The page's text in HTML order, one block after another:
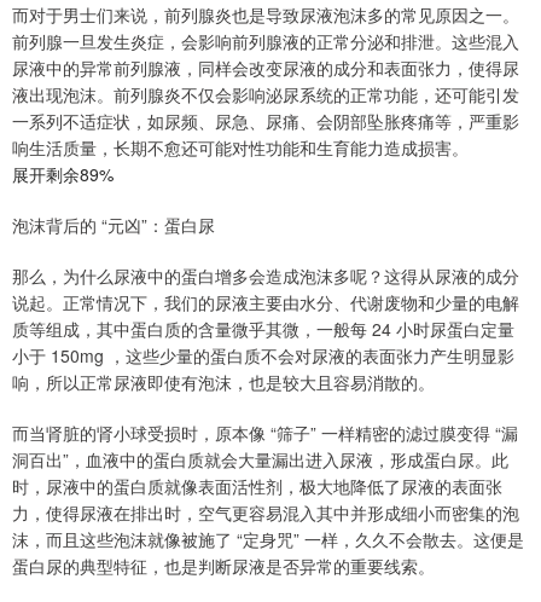
而对于男士们来说，前列腺炎也是导致尿液泡沫多的常见原因之一。
前列腺一旦发生炎症，会影响前列腺液的正常分泌和排泄。这些混入
尿液中的异常前列腺液，同样会改变尿液的成分和表面张力，使得尿
液出现泡沫。前列腺炎不仅会影响泌尿系统的正常功能，还可能引发
一系列不适症状，如尿频、尿急、尿痛、会阴部坠胀疼痛等，严重影
响生活质量，长期不愈还可能对性功能和生育能力造成损害。
展开剩余89%
泡沫背后的 “元凶”：蛋白尿
那么，为什么尿液中的蛋白增多会造成泡沫多呢？这得从尿液的成分
说起。正常情况下，我们的尿液主要由水分、代谢废物和少量的电解
质等组成，其中蛋白质的含量微乎其微，一般每 24 小时尿蛋白定量
小于 150mg ，这些少量的蛋白质不会对尿液的表面张力产生明显影
响，所以正常尿液即使有泡沫，也是较大且容易消散的。
而当肾脏的肾小球受损时，原本像 “筛子” 一样精密的滤过膜变得 “漏
洞百出”，血液中的蛋白质就会大量漏出进入尿液，形成蛋白尿。此
时，尿液中的蛋白质就像表面活性剂，极大地降低了尿液的表面张
力，使得尿液在排出时，空气更容易混入其中并形成细小而密集的泡
沫，而且这些泡沫就像被施了 “定身咒” 一样，久久不会散去。这便是
蛋白尿的典型特征，也是判断尿液是否异常的重要线索。